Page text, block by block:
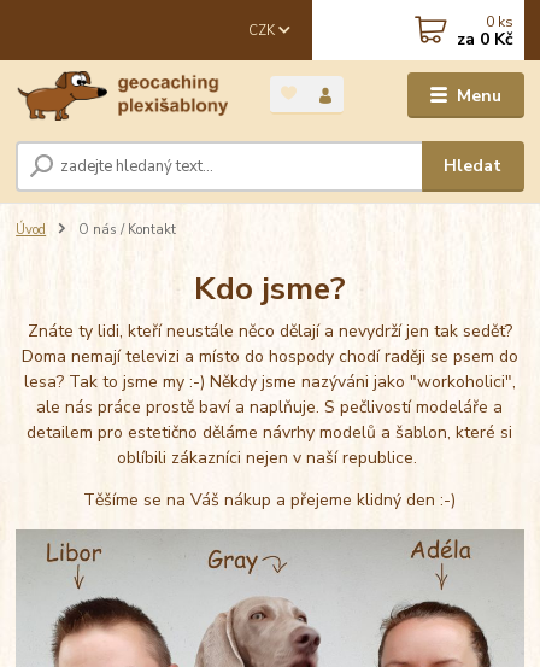
Menu
CZK
Hledat
0 ks
za 0 Kč
Úvod O nás / Kontakt
Kdo jsme?
Znáte ty lidi, kteří neustále něco dělají a nevydrží jen tak sedět?
Doma nemají televizi a místo do hospody chodí raději se psem do
lesa? Tak to jsme my :-) Někdy jsme nazýváni jako "workoholici",
ale nás práce prostě baví a naplňuje. S pečlivostí modeláře a
detailem pro estetično děláme návrhy modelů a šablon, které si
oblíbili zákazníci nejen v naší republice.
Těšíme se na Váš nákup a přejeme klidný den :-)